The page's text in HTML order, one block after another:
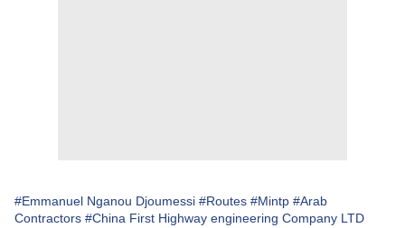
#Emmanuel Nganou Djoumessi #Routes #Mintp #Arab
Contractors #China First Highway engineering Company LTD